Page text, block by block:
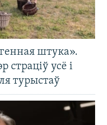
штука».
страціў усё і
турыстаў